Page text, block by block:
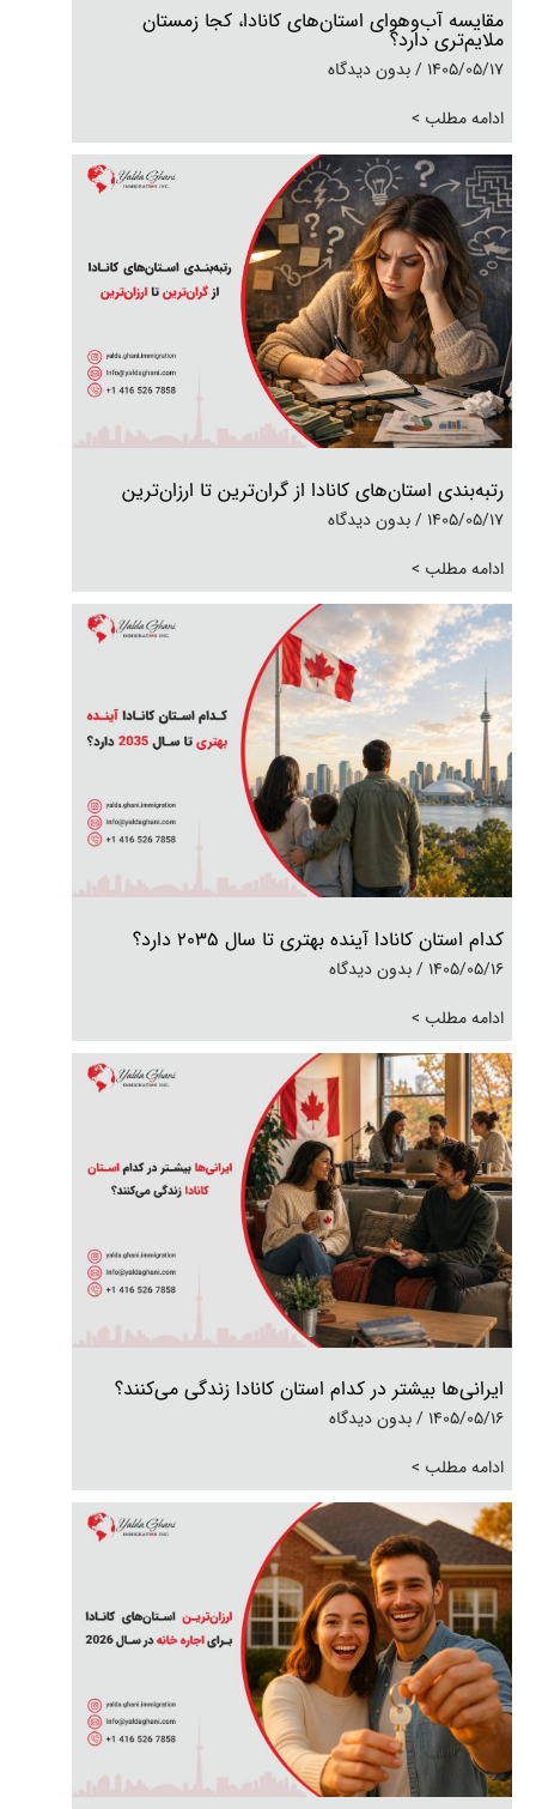
مقایسه آب‌و‌هوای استان‌های کانادا، کجا زمستان
ملایم‌تری دارد؟
1405/05/17
بدون دیدگاه
ادامه مطلب >
رتبه‌بندی استان‌های کانادا از گران‌ترین تا ارزان‌ترین
1405/05/17
بدون دیدگاه
ادامه مطلب >
کدام استان کانادا آینده بهتری تا سال ۲۰۳۵ دارد؟
1405/05/16
بدون دیدگاه
ادامه مطلب >
ایرانی‌ها بیشتر در کدام استان کانادا زندگی می‌کنند؟
1405/05/16
بدون دیدگاه
ادامه مطلب >